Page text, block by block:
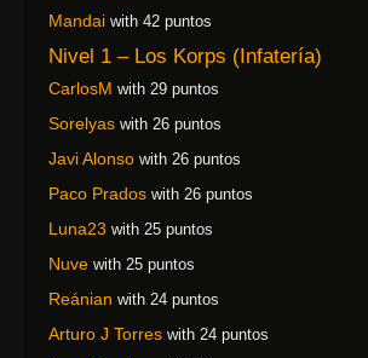
Mandai with 42 puntos
Nivel 1 – Los Korps (Infatería)
CarlosM with 29 puntos
Sorelyas with 26 puntos
Javi Alonso with 26 puntos
Paco Prados with 26 puntos
Luna23 with 25 puntos
Nuve with 25 puntos
Reánian with 24 puntos
Arturo J Torres with 24 puntos